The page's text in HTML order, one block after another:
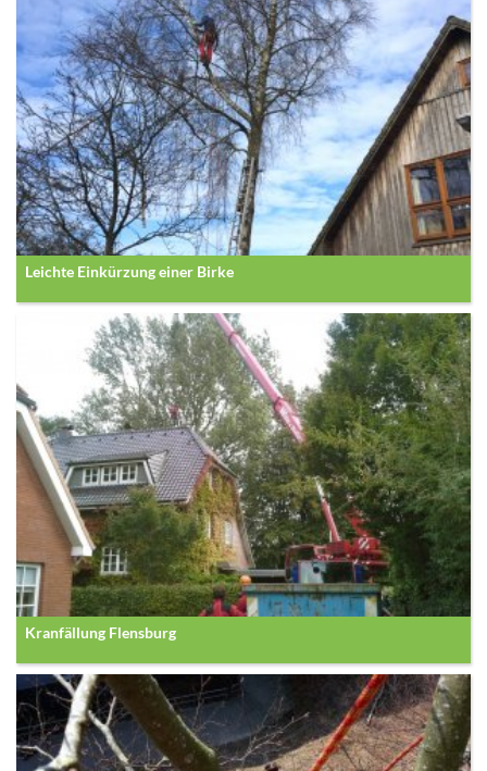
Leichte Einkürzung einer Birke
Kranfällung Flensburg